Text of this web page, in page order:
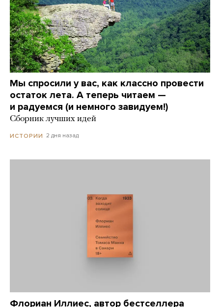
Мы спросили у вас, как классно провести
остаток лета. А теперь читаем —
и радуемся (и немного завидуем!)
Сборник лучших идей
ИСТОРИИ 2 дня назад
Флориан Иллиес, автор бестселлера